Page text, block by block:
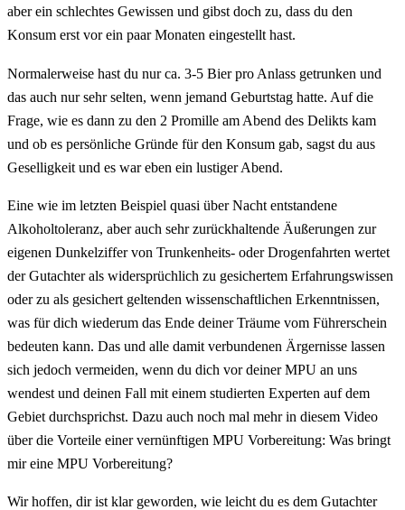
aber ein schlechtes Gewissen und gibst doch zu, dass du den
Konsum erst vor ein paar Monaten eingestellt hast.
Normalerweise hast du nur ca. 3-5 Bier pro Anlass getrunken und
das auch nur sehr selten, wenn jemand Geburtstag hatte. Auf die
Frage, wie es dann zu den 2 Promille am Abend des Delikts kam
und ob es persönliche Gründe für den Konsum gab, sagst du aus
Geselligkeit und es war eben ein lustiger Abend.
Eine wie im letzten Beispiel quasi über Nacht entstandene
Alkoholtoleranz, aber auch sehr zurückhaltende Äußerungen zur
eigenen Dunkelziffer von Trunkenheits- oder Drogenfahrten wertet
der Gutachter als widersprüchlich zu gesichertem Erfahrungswissen
oder zu als gesichert geltenden wissenschaftlichen Erkenntnissen,
was für dich wiederum das Ende deiner Träume vom Führerschein
bedeuten kann. Das und alle damit verbundenen Ärgernisse lassen
sich jedoch vermeiden, wenn du dich vor deiner MPU an uns
wendest und deinen Fall mit einem studierten Experten auf dem
Gebiet durchsprichst. Dazu auch noch mal mehr in diesem Video
über die Vorteile einer vernünftigen MPU Vorbereitung: Was bringt
mir eine MPU Vorbereitung?
Wir hoffen, dir ist klar geworden, wie leicht du es dem Gutachter